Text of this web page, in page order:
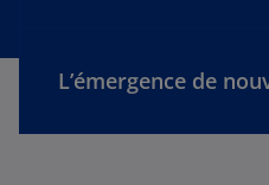
L’émergence de